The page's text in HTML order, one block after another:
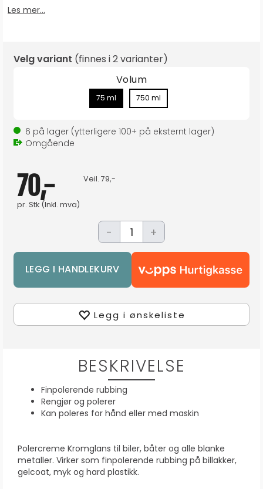
Les mer...
Velg variant (finnes i2 varianter)
Volum
75 ml 750 ml
6 på lager (ytterligere 100+ på eksternt lager)
Omgående
70,-
pr. Stk (Inkl. mva)
Veil. 79,-
- +
Legg i ønskeliste
BESKRIVELSE
Finpolerende rubbing
Rengjør og polerer
Kan poleres for hånd eller med maskin
Polercreme Kromglans til biler, båter og alle blanke
metaller. Virker som finpolerende rubbing på billakker,
gelcoat, myk og hard plastikk.